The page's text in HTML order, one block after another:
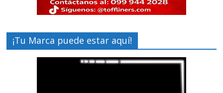
¡Tu Marca puede estar aquí!